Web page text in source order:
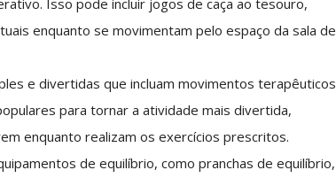
Isso pode incluir jogos de caça ao tesouro,
enquanto se movimentam pelo espaço da sala de
e divertidas que incluam movimentos terapêuticos
para tornar a atividade mais divertida,
enquanto realizam os exercícios prescritos.
de equilíbrio, como pranchas de equilíbrio,